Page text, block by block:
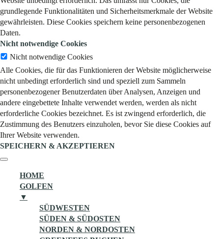
grundlegende Funktionalitäten und Sicherheitsmerkmale der Website
gewährleisten. Diese Cookies speichern keine personenbezogenen
Daten.
Nicht notwendige Cookies
Nicht notwendige Cookies
Alle Cookies, die für das Funktionieren der Website möglicherweise
nicht unbedingt erforderlich sind und speziell zum Sammeln
personenbezogener Benutzerdaten über Analysen, Anzeigen und
andere eingebettete Inhalte verwendet werden, werden als nicht
erforderliche Cookies bezeichnet. Es ist zwingend erforderlich, die
Zustimmung des Benutzers einzuholen, bevor Sie diese Cookies auf
Ihrer Website verwenden.
SPEICHERN & AKZEPTIEREN
HOME
GOLFEN
▼
SÜDWESTEN
SÜDEN & SÜDOSTEN
NORDEN & NORDOSTEN